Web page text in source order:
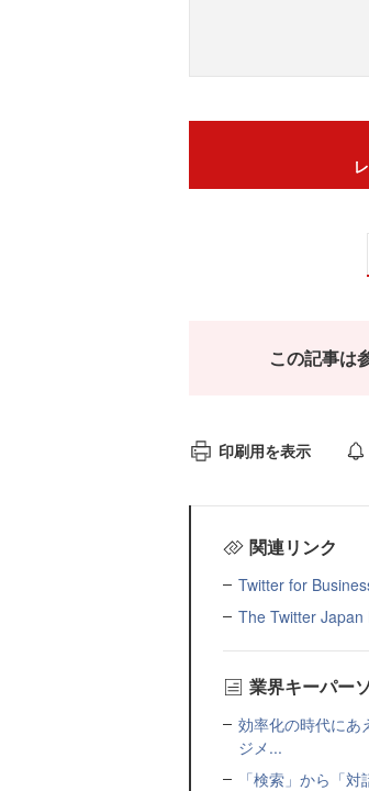
この記事は
印刷用を表示
関連リンク
Twitter for
The Twitter Japan
業界キーパー
効率化の時代にあ
ジメ...
「検索」から「